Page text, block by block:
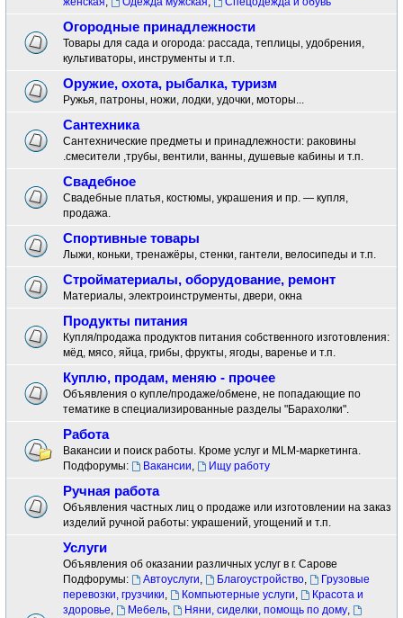
Огородные принадлежности
Товары для сада и огорода: рассада, теплицы, удобрения,
культиваторы, инструменты и т.п.
Оружие, охота, рыбалка, туризм
Ружья, патроны, ножи, лодки, удочки, моторы...
Сантехника
Сантехнические предметы и принадлежности: раковины
.смесители ,трубы, вентили, ванны, душевые кабины и т.п.
Свадебное
Свадебные платья, костюмы, украшения и пр. — купля,
продажа.
Спортивные товары
Лыжи, коньки, тренажёры, стенки, гантели, велосипеды и т.п.
Стройматериалы, оборудование, ремонт
Материалы, электроинструменты, двери, окна
Продукты питания
Купля/продажа продуктов питания собственного изготовления:
мёд, мясо, яйца, грибы, фрукты, ягоды, варенье и т.п.
Куплю, продам, меняю - прочее
Объявления о купле/продаже/обмене, не попадающие по
тематике в специализированные разделы "Барахолки".
Работа
Вакансии и поиск работы. Кроме услуг и MLM-маркетинга.
Подфорумы:
Вакансии, Ищу работу
Ручная работа
Объявления частных лиц о продаже или изготовлении на заказ
изделий ручной работы: украшений, угощений и т.п.
Услуги
Объявления об оказании различных услуг в г. Сарове
Подфорумы:
Автоуслуги, Благоустройство,
Грузовые
перевозки, грузчики, Компьютерные услуги,
Красота и
здоровье, Мебель, Няни, сиделки, помощь по дому,